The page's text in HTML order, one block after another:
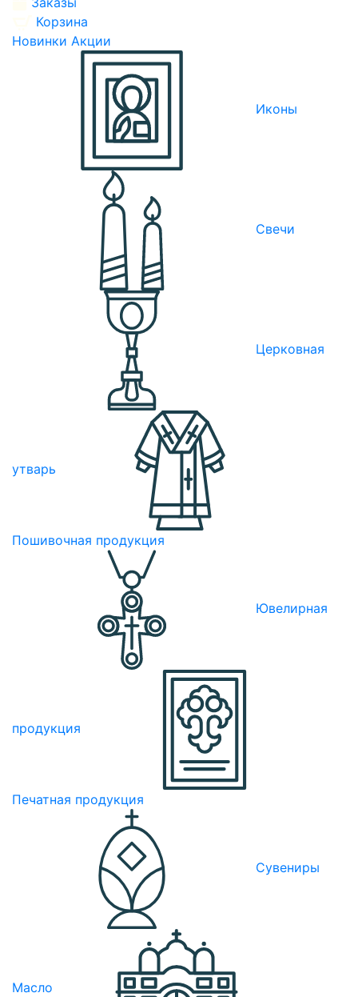
Корзина
Новинки Акции
Иконы
Свечи
Церковная
утварь
Пошивочная продукция
Ювелирная
продукция
Печатная продукция
Сувениры
Масло